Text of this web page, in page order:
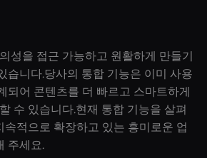
성을 접근 가능하고 원활하게 만들기
습니다.당사의 통합 기능은 이미 사용
되어 콘텐츠를 더 빠르고 스마트하게
수 있습니다.현재 통합 기능을 살펴
속적으로 확장하고 있는 흥미로운 업
주세요.